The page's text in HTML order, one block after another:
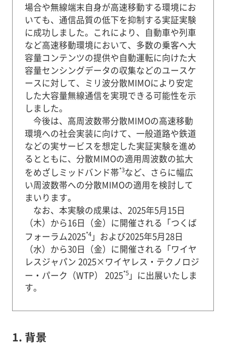
場合や無線端末自身が高速移動する環境にお
いても、通信品質の低下を抑制する実証実験
に成功しました。これにより、自動車や列車
など高速移動環境において、多数の乗客へ大
容量コンテンツの提供や自動運転に向けた大
容量センシングデータの収集などのユースケ
ースに対して、ミリ波分散MIMOにより安定
した大容量無線通信を実現できる可能性を示
しました。
今後は、高周波数帯分散MIMOの高速移動
環境への社会実装に向けて、一般道路や鉄道
などの実サービスを想定した実証実験を進め
るとともに、分散MIMOの適用周波数の拡大
をめざしミッドバンド帯*3など、さらに幅広
い周波数帯への分散MIMOの適用を検討して
まいります。
なお、本実験の成果は、2025年5月15日
（木）から16日（金）に開催される「つくば
フォーラム2025*4」および2025年5月28日
（水）から30日（金）に開催される「ワイヤ
レスジャパン 2025×ワイヤレス・テクノロジ
ー・パーク（WTP） 2025*5」に出展いたしま
す。
1. 背景